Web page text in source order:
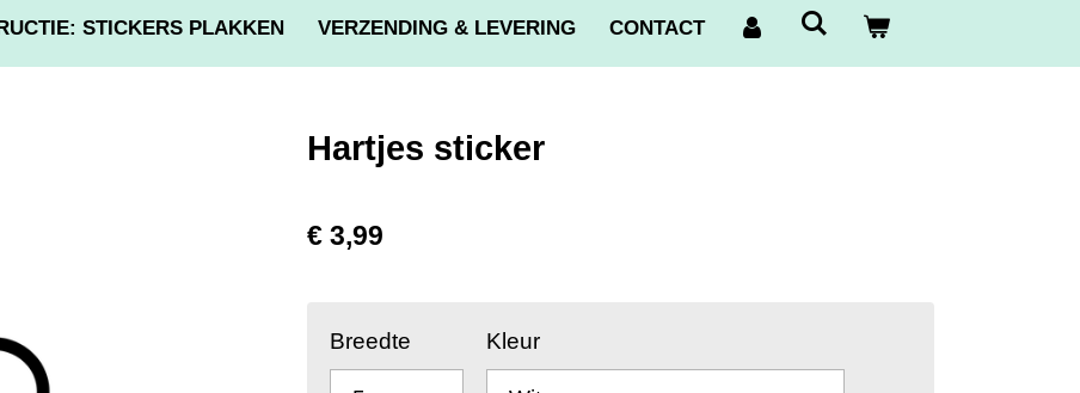
STICKERS PLAKKEN VERZENDING & LEVERING CONTACT
Hartjes sticker
€ 3,99
Breedte Kleur